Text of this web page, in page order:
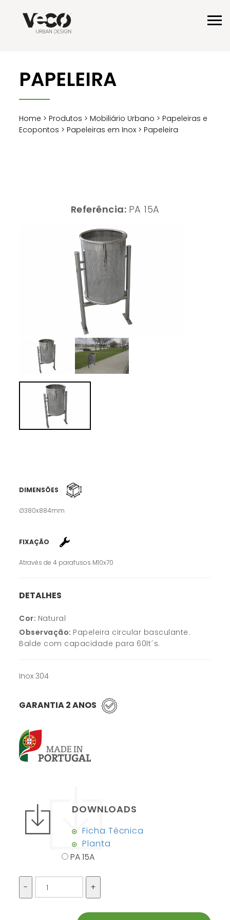
PAPELEIRA
Home > Produtos > Mobiliário Urbano > Papeleiras e
Ecopontos > Papeleiras em Inox > Papeleira
Referência: PA 15A
DIMENSÕES
∅380x884mm
FIXAÇÃO
Através de 4 parafusos M10x70
DETALHES
Cor: Natural
Observação: Papeleira circular basculante.
Balde com capacidade para 60lt´s.
Inox 304
GARANTIA 2 ANOS
DOWNLOADS
Ficha Técnica
Planta
PA 15A